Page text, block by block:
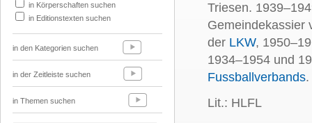
in Körperschaften suchen
in Editionstexten suchen
in den Kategorien suchen
in der Zeitleiste suchen
in Themen suchen
Triesen.
Gemeindekassier
der LKW,
1934–1954 und
Fussballverbands
Lit.: HLFL